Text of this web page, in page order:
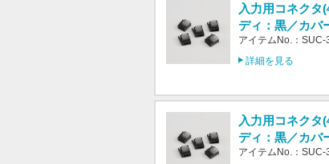
入力用コネク
ディ：黒／カバ
アイテムNo.：SUC-
詳細を見る
入力用コネク
ディ：黒／カバ
アイテムNo.：SUC-